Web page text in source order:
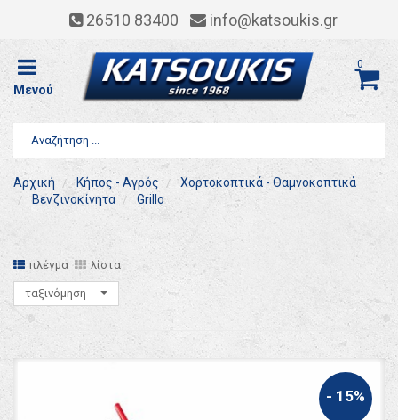
26510 83400 info@katsoukis.gr
Μενού
0
Αρχική Κήπος - Αγρός
Χορτοκοπτικά - Θαμνοκοπτικά
Βενζινοκίνητα
Grillo
πλέγμα λίστα
ταξινόμηση
- 15%